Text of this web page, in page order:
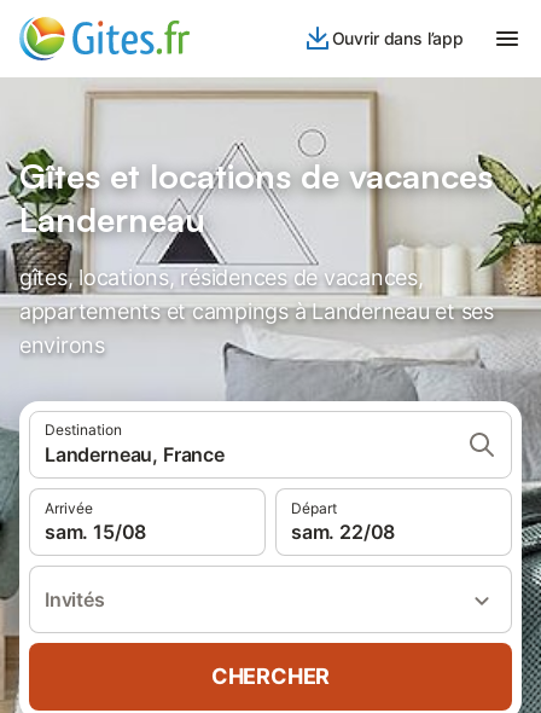
Ouvrir dans l’app
Gîtes et locations de vacances
Landerneau
gîtes, locations, résidences de vacances,
appartements et campings à Landerneau et ses
environs
Destination
Landerneau, France
Arrivée
sam. 15/08
Départ
sam. 22/08
Invités
CHERCHER